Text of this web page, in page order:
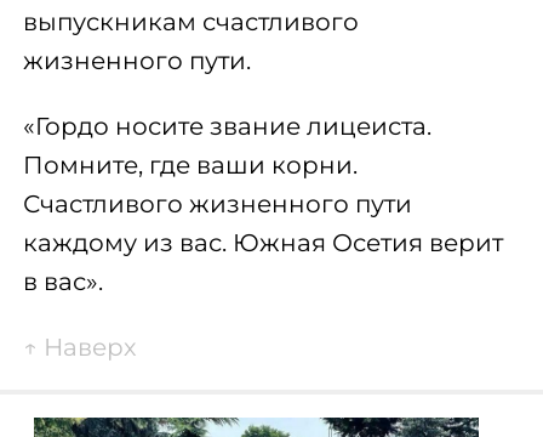
выпускникам счастливого
жизненного пути.
«Гордо носите звание лицеиста.
Помните, где ваши корни.
Счастливого жизненного пути
каждому из вас. Южная Осетия верит
в вас».
↑ Наверх